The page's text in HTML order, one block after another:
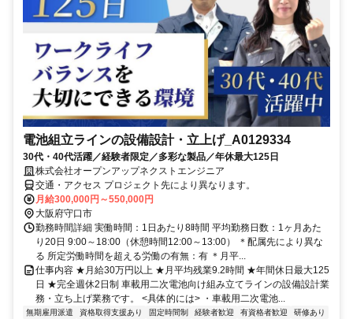
電池組立ラインの設備設計・立上げ_A0129334
30代・40代活躍／経験者限定／多彩な製品／年休最大125日
株式会社オープンアップネクストエンジニア
交通・アクセス プロジェクト先により異なります。
月給300,000円～550,000円
大阪府守口市
勤務時間詳細 実働時間：1日あたり8時間 平均勤務日数：1ヶ月あた
り20日 9:00～18:00（休憩時間12:00～13:00） ＊配属先により異な
る 所定労働時間を超える労働の有無：有 ＊月平...
仕事内容 ★月給30万円以上 ★月平均残業9.2時間 ★年間休日最大125
日 ★完全週休2日制 車載用二次電池向け組み立てラインの設備設計業
務・立ち上げ業務です。 <具体的には> ・車載用二次電池...
無期雇用派遣 資格取得支援あり 固定時間制 経験者歓迎 有資格者歓迎
研修あり